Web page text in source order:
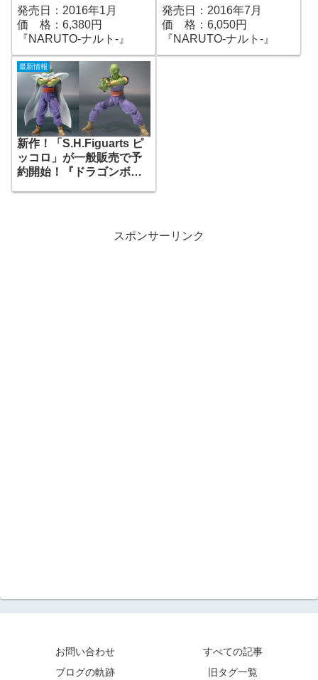
『NARUTO-ナルト-』｜
定価6,380円｜発売日
2015年12月予定
発売日：2016年1月
価 格：6,380円
『NARUTO-ナルト-』
イで予約開始！
『NARUTO-ナルト-』｜
定価6,050円｜発売日
発売日：2016年7月
価 格：6,050円
『NARUTO-ナルト-』
最新情報
新作！「S.H.Figuarts ピ
ッコロ」が一般販売で予
約開始！『ドラゴンボー
スポンサーリンク
お問い合わせ
すべての記事
ブログの軌跡
旧タグ一覧